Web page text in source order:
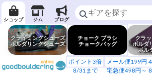
ショップ ジム ブログ
クライミングシューズ
ボルダリングシューズ
チョーク ブラシ
チョークバッグ
クラ
ボルダ
ボル
ポイント3倍
8/31まで
メール便199円
宅急便498円～